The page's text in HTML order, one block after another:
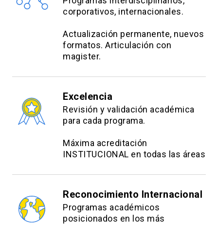
corporativos, internacionales.
Actualización permanente, nuevos
formatos. Articulación con
magister.
Excelencia
Revisión y validación académica
para cada programa.
Máxima acreditación
INSTITUCIONAL en todas las áreas
Reconocimiento Internacional
Programas académicos
posicionados en los más